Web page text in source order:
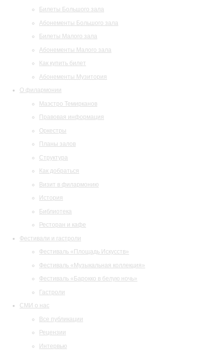
Билеты Большого зала
Абонементы Большого зала
Билеты Малого зала
Абонементы Малого зала
Как купить билет
Абонементы Музитория
О филармонии
Маэстро Темирканов
Правовая информация
Оркестры
Планы залов
Структура
Как добраться
Визит в филармонию
История
Библиотека
Ресторан и кафе
Фестивали и гастроли
Фестиваль «Площадь Искусств»
Фестиваль «Музыкальная коллекция»
Фестиваль «Барокко в белую ночь»
Гастроли
СМИ о нас
Все публикации
Рецензии
Интервью